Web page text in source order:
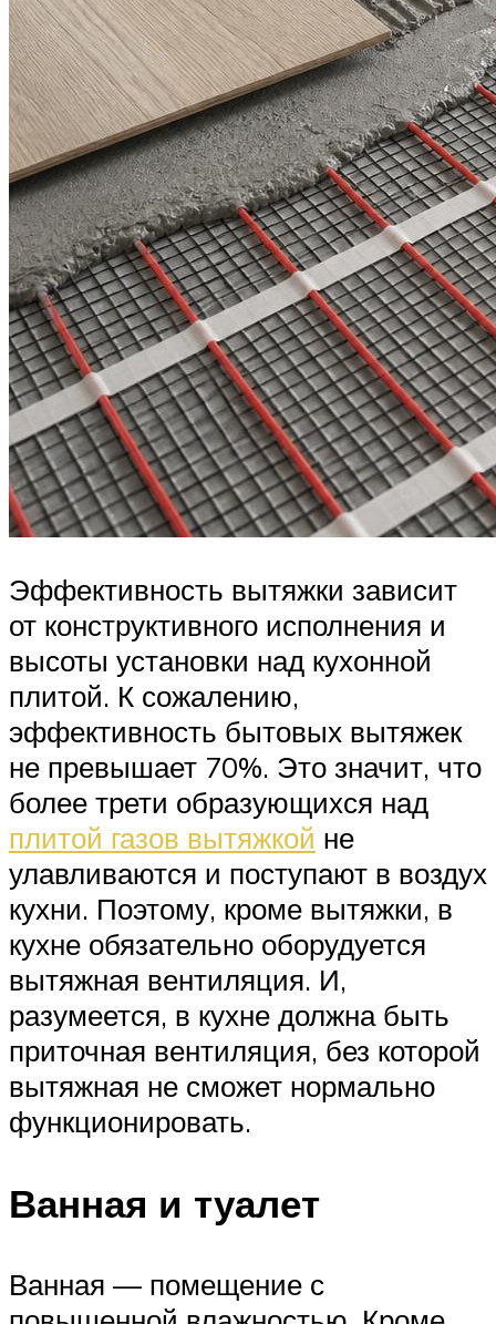
Эффективность вытяжки зависит
от конструктивного исполнения и
высоты установки над кухонной
плитой. К сожалению,
эффективность бытовых вытяжек
не превышает 70%. Это значит, что
более трети образующихся над
плитой газов вытяжкой не
улавливаются и поступают в воздух
кухни. Поэтому, кроме вытяжки, в
кухне обязательно оборудуется
вытяжная вентиляция. И,
разумеется, в кухне должна быть
приточная вентиляция, без которой
вытяжная не сможет нормально
функционировать.
Ванная и туалет
Ванная — помещение с